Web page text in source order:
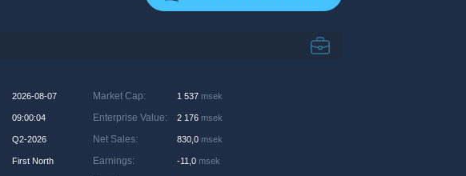
2026-08-07
09:00:04
Q2-2026
First North
Market Cap: 1 537 msek
Enterprise Value: 2 176 msek
Net Sales: 830,0 msek
Earnings: -11,0 msek